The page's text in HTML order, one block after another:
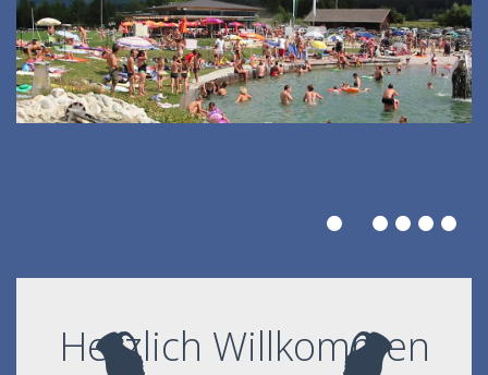
Herzlich Willkommen